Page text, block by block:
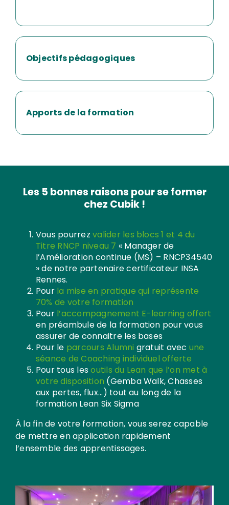
Objectifs pédagogiques
Apports de la formation
Les 5 bonnes raisons pour se former
chez Cubik !
Vous pourrezvalider les blocs 1 et 4 du
Titre RNCP niveau 7 « Manager de
l’Amélioration continue (MS) – RNCP34540
» de notre partenaire certificateur INSA
Rennes.
Pour la mise en pratique qui représente
70% de votre formation
Pour l’accompagnement E-learning offert
en préambule de la formation pour vous
assurer de connaitre les bases
Pour le parcours Alumni gratuit avec une
séance de Coaching individuel offerte
Pour tous lesoutils du Lean que l’on met à
votre disposition (Gemba Walk, Chasses
aux pertes, flux...) tout au long de la
formation Lean Six Sigma
À la fin de votre formation, vous serez capable
de mettre en application rapidement
l’ensemble des apprentissages.